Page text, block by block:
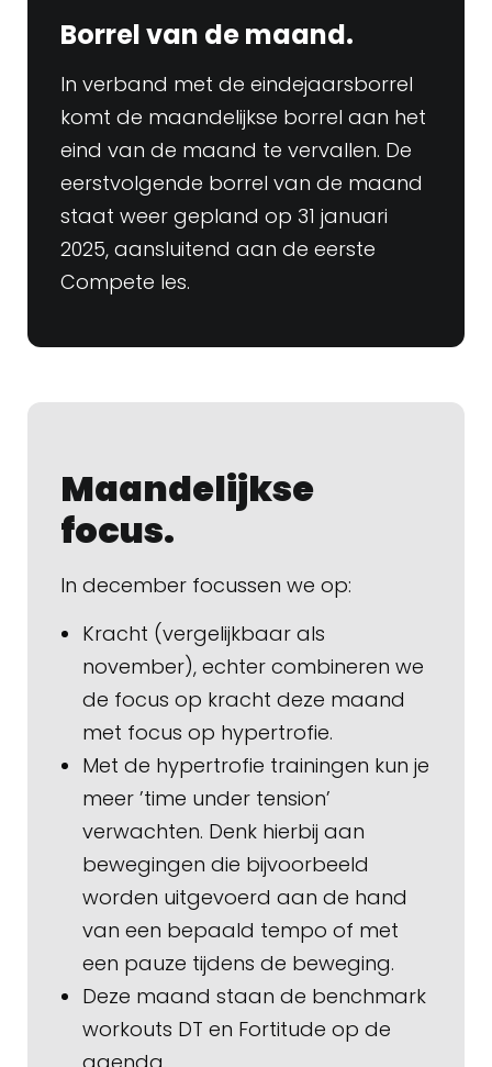
Borrel van de maand.
In verband met de eindejaarsborrel
komt de maandelijkse borrel aan het
eind van de maand te vervallen. De
eerstvolgende borrel van de maand
staat weer gepland op 31 januari
2025, aansluitend aan de eerste
Compete les.
Maandelijkse
focus.
In december focussen we op:
Kracht (vergelijkbaar als
november), echter combineren we
de focus op kracht deze maand
met focus op hypertrofie.
Met de hypertrofie trainingen kun je
meer ’time under tension’
verwachten. Denk hierbij aan
bewegingen die bijvoorbeeld
worden uitgevoerd aan de hand
van een bepaald tempo of met
een pauze tijdens de beweging.
Deze maand staan de benchmark
workouts DT en Fortitude op de